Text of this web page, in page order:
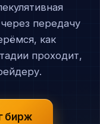
передачу
как
проходит,
бирж